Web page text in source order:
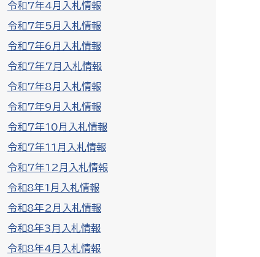
令和7年4月入札情報
令和7年5月入札情報
令和7年6月入札情報
令和7年7月入札情報
令和7年8月入札情報
令和7年9月入札情報
令和7年10月入札情報
令和7年11月入札情報
令和7年12月入札情報
令和8年1月入札情報
令和8年2月入札情報
令和8年3月入札情報
令和8年4月入札情報